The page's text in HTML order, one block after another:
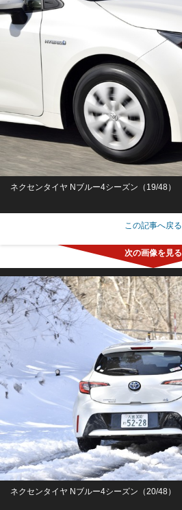
ネクセンタイヤ Nブルー4シーズン（19/48）
この記事へ戻る
ネクセンタイヤ Nブルー4シーズン（20/48）